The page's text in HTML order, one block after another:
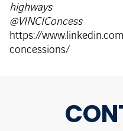
highways
@VINCIConcess
https://
concessions/